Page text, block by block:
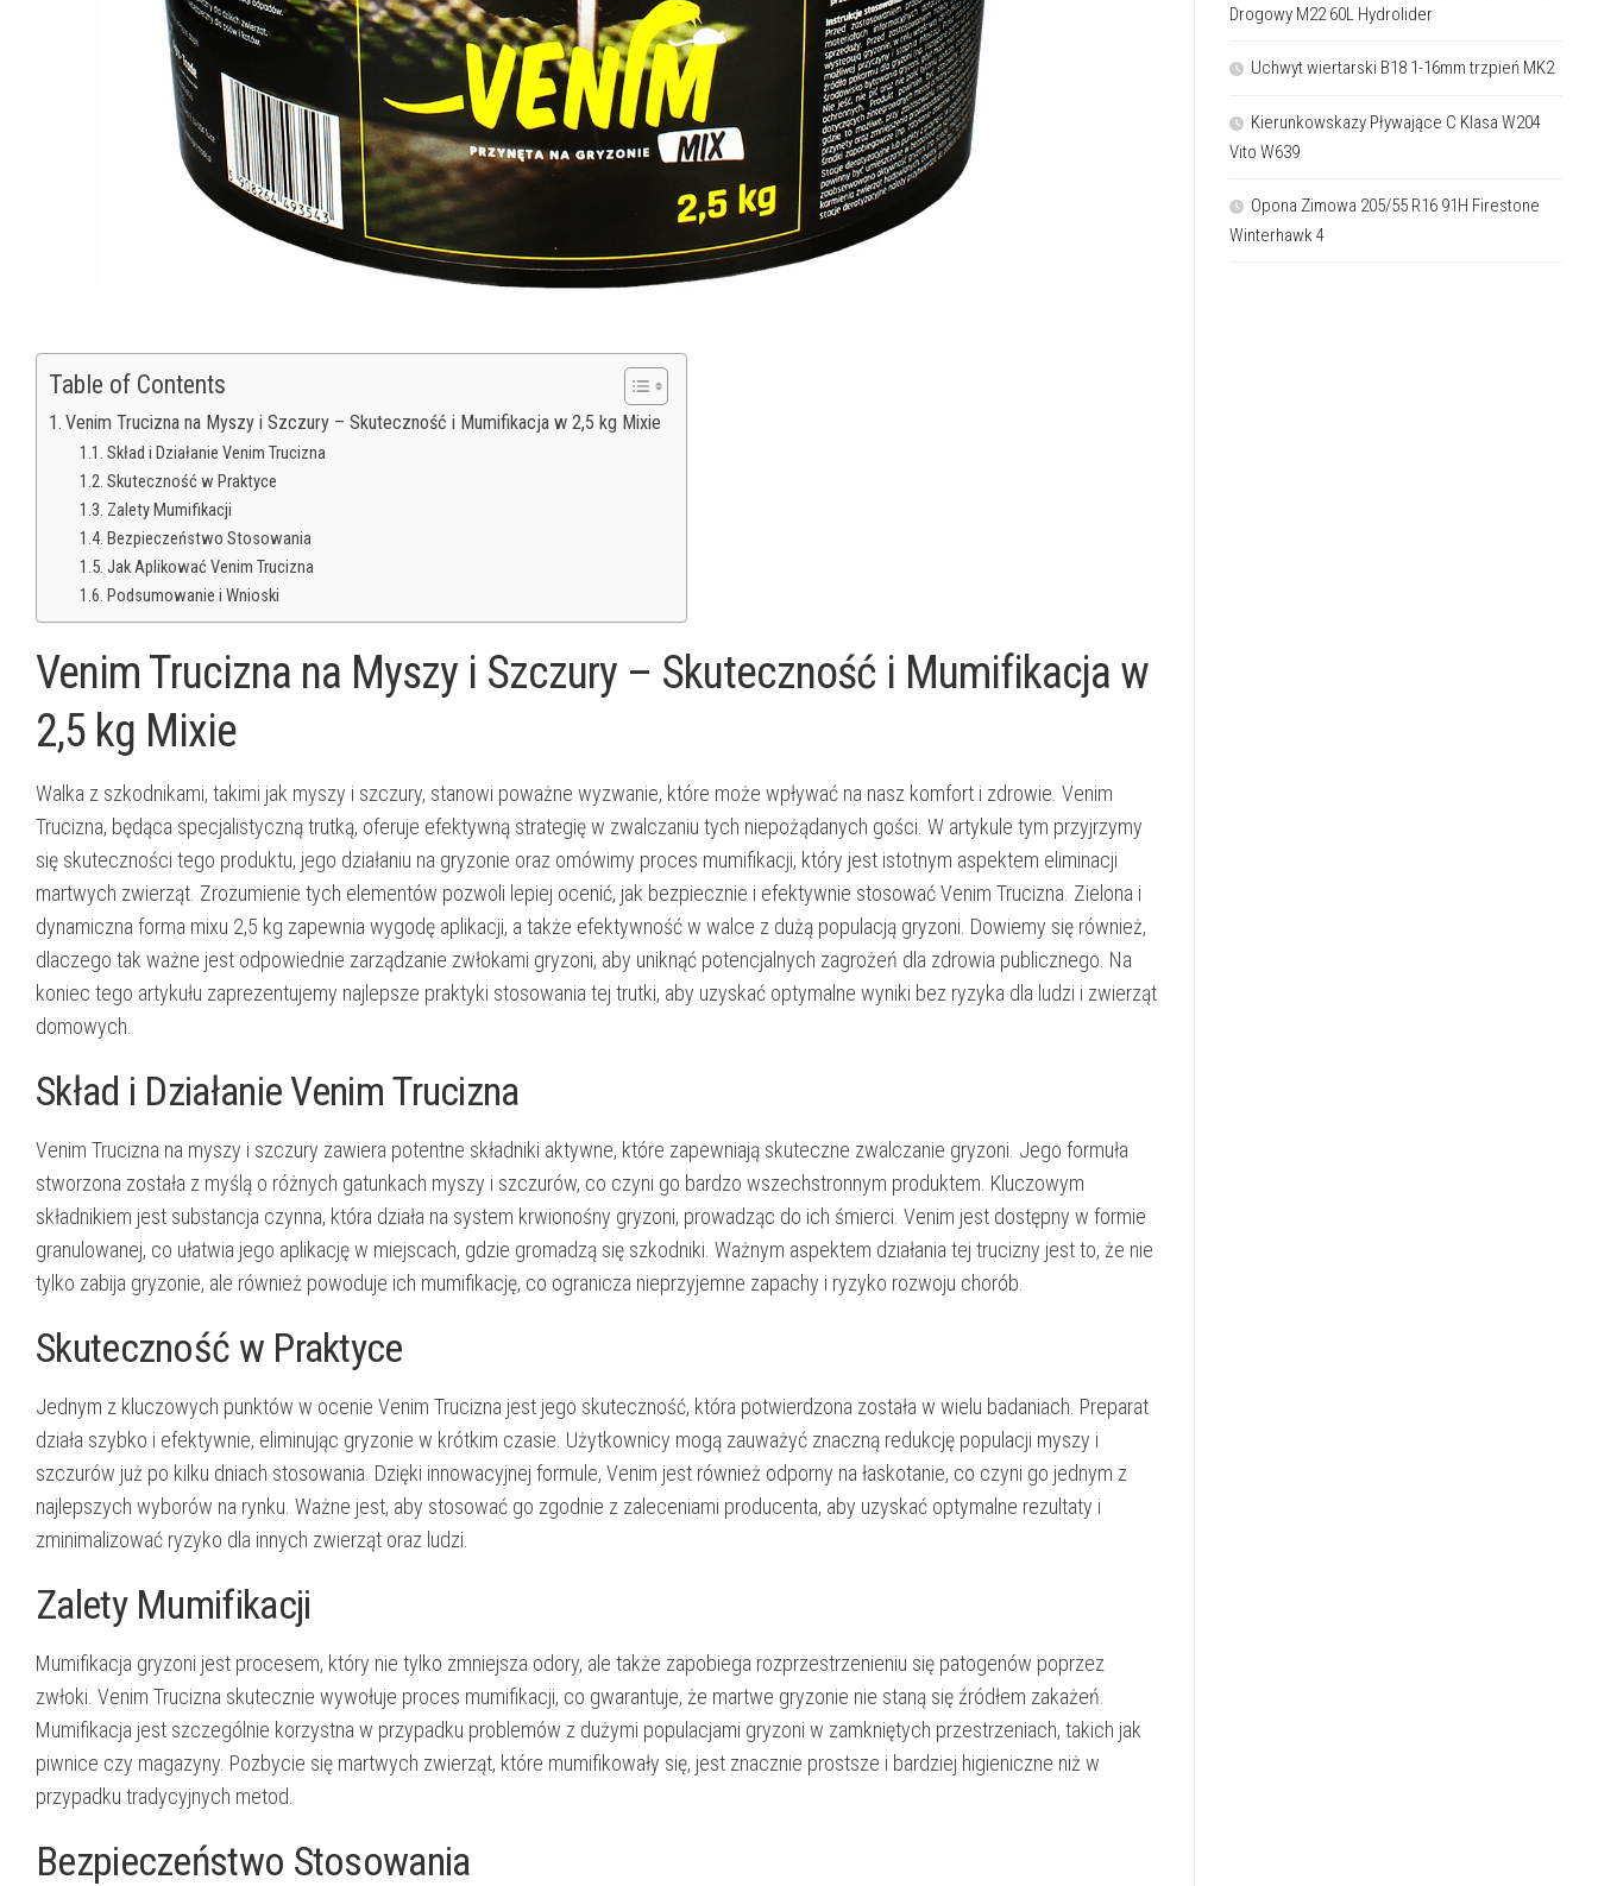
Table of Contents
Venim Trucizna na Myszy i Szczury – Skuteczność i Mumifikacja w 2,5 kg Mixie
Skład i Działanie Venim Trucizna
Skuteczność w Praktyce
Zalety Mumifikacji
Bezpieczeństwo Stosowania
Jak Aplikować Venim Trucizna
Podsumowanie i Wnioski
Venim Trucizna na Myszy i Szczury – Skuteczność i Mumifikacja w
2,5 kg Mixie
Walka z szkodnikami, takimi jak myszy i szczury, stanowi poważne wyzwanie, które może wpływać na nasz komfort i zdrowie. Venim
Trucizna, będąca specjalistyczną trutką, oferuje efektywną strategię w zwalczaniu tych niepożądanych gości. W artykule tym przyjrzymy
się skuteczności tego produktu, jego działaniu na gryzonie oraz omówimy proces mumifikacji, który jest istotnym aspektem eliminacji
martwych zwierząt. Zrozumienie tych elementów pozwoli lepiej ocenić, jak bezpiecznie i efektywnie stosować Venim Trucizna. Zielona i
dynamiczna forma mixu 2,5 kg zapewnia wygodę aplikacji, a także efektywność w walce z dużą populacją gryzoni. Dowiemy się również,
dlaczego tak ważne jest odpowiednie zarządzanie zwłokami gryzoni, aby uniknąć potencjalnych zagrożeń dla zdrowia publicznego. Na
koniec tego artykułu zaprezentujemy najlepsze praktyki stosowania tej trutki, aby uzyskać optymalne wyniki bez ryzyka dla ludzi i zwierząt
domowych.
Skład i Działanie Venim Trucizna
Venim Trucizna na myszy i szczury zawiera potentne składniki aktywne, które zapewniają skuteczne zwalczanie gryzoni. Jego formuła
stworzona została z myślą o różnych gatunkach myszy i szczurów, co czyni go bardzo wszechstronnym produktem. Kluczowym
składnikiem jest substancja czynna, która działa na system krwionośny gryzoni, prowadząc do ich śmierci. Venim jest dostępny w formie
granulowanej, co ułatwia jego aplikację w miejscach, gdzie gromadzą się szkodniki. Ważnym aspektem działania tej trucizny jest to, że nie
tylko zabija gryzonie, ale również powoduje ich mumifikację, co ogranicza nieprzyjemne zapachy i ryzyko rozwoju chorób.
Skuteczność w Praktyce
Jednym z kluczowych punktów w ocenie Venim Trucizna jest jego skuteczność, która potwierdzona została w wielu badaniach. Preparat
działa szybko i efektywnie, eliminując gryzonie w krótkim czasie. Użytkownicy mogą zauważyć znaczną redukcję populacji myszy i
szczurów już po kilku dniach stosowania. Dzięki innowacyjnej formule, Venim jest również odporny na łaskotanie, co czyni go jednym z
najlepszych wyborów na rynku. Ważne jest, aby stosować go zgodnie z zaleceniami producenta, aby uzyskać optymalne rezultaty i
zminimalizować ryzyko dla innych zwierząt oraz ludzi.
Zalety Mumifikacji
Mumifikacja gryzoni jest procesem, który nie tylko zmniejsza odory, ale także zapobiega rozprzestrzenieniu się patogenów poprzez
zwłoki. Venim Trucizna skutecznie wywołuje proces mumifikacji, co gwarantuje, że martwe gryzonie nie staną się źródłem zakażeń.
Mumifikacja jest szczególnie korzystna w przypadku problemów z dużymi populacjami gryzoni w zamkniętych przestrzeniach, takich jak
piwnice czy magazyny. Pozbycie się martwych zwierząt, które mumifikowały się, jest znacznie prostsze i bardziej higieniczne niż w
przypadku tradycyjnych metod.
Bezpieczeństwo Stosowania
Drogowy M22 60L Hydrolider
Uchwyt wiertarski B18 1-16mm trzpień MK2
Kierunkowskazy Pływające C Klasa W204
Vito W639
Opona Zimowa 205/55 R16 91H Firestone
Winterhawk 4